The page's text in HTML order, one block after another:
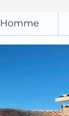
Homme